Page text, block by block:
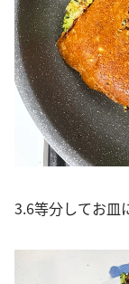
3.6等分してお皿